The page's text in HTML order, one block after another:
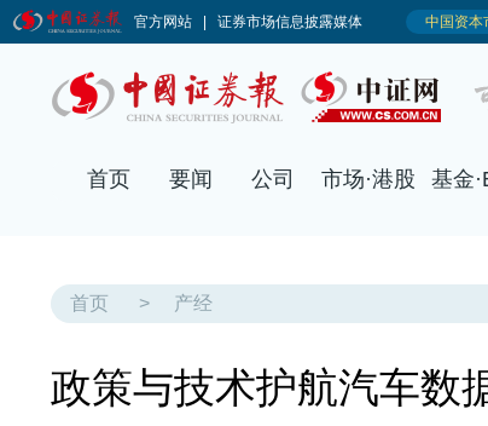
首页 要闻 公司 市场·港股 基金
首页 > 产经
政策与技术护航汽车数